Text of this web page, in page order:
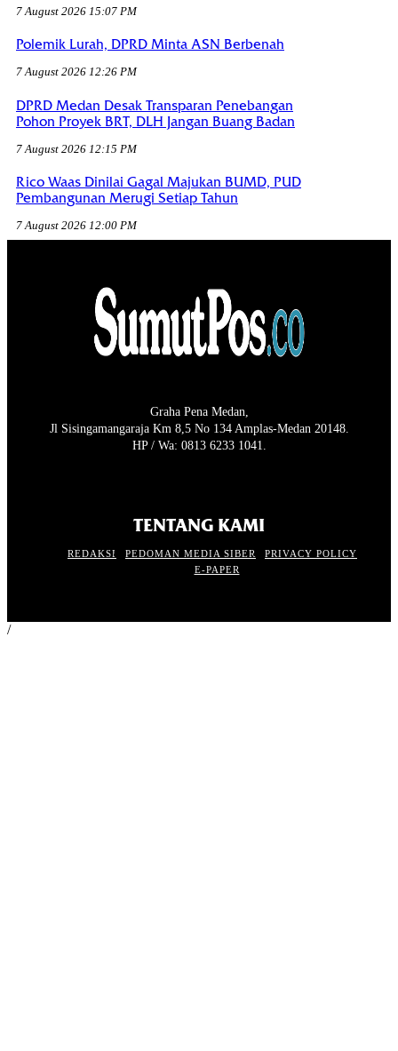
7 August 2026 15:07 PM
Polemik Lurah, DPRD Minta ASN Berbenah
7 August 2026 12:26 PM
DPRD Medan Desak Transparan Penebangan
Pohon Proyek BRT, DLH Jangan Buang Badan
7 August 2026 12:15 PM
Rico Waas Dinilai Gagal Majukan BUMD, PUD
Pembangunan Merugi Setiap Tahun
7 August 2026 12:00 PM
Graha Pena Medan,
Jl Sisingamangaraja Km 8,5 No 134 Amplas-Medan 20148.
HP / Wa: 0813 6233 1041.
TENTANG KAMI
REDAKSI PEDOMAN MEDIA SIBER
PRIVACY POLICY
E-PAPER
/